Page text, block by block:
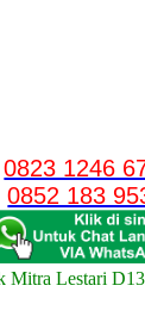
0823 1246
0852 183
Mitra Lestari